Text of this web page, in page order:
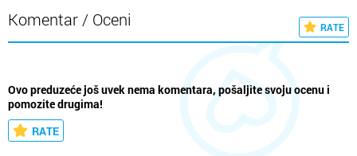
Komentar / Oceni RATE
Ovo preduzeće još uvek nema komentara, pošaljite svoju ocenu i
pomozite drugima!
RATE